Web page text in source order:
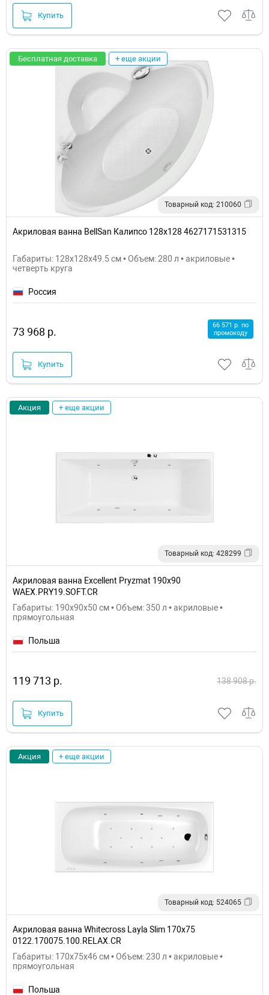
Купить
Бесплатная доставка + еще акции
Товарный код: 210060
Акриловая ванна BellSan Калипсо 128x128 4627171531315
Габариты: 128x128x49.5 см • Объем: 280 л • акриловые •
четверть круга
Россия
73 968 р.
66 571 р. по
промокоду
Купить
Акция + еще акции
Товарный код: 428299
Акриловая ванна Excellent Pryzmat 190x90
WAEX.PRY19.SOFT.CR
Габариты: 190x90x50 см • Объем: 350 л • акриловые •
прямоугольная
Польша
119 713 р. 138 908 р.
Купить
Акция + еще акции
Товарный код: 524065
Акриловая ванна Whitecross Layla Slim 170x75
0122.170075.100.RELAX.CR
Габариты: 170x75x46 см • Объем: 230 л • акриловые •
прямоугольная
Польша